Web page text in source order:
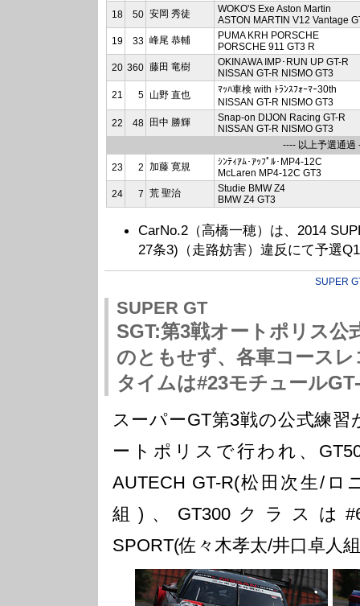
18
50 安岡 秀徒
WOKO'S Exe Aston Martin
ASTON MARTIN V12 Vantage
19
33 峰尾 恭輔
PUMA KRH PORSCHE
PORSCHE 911 GT3 R
20 360 藤田 竜樹
OKINAWA IMP･RUN UP GT-R
NISSAN GT-R NISMO GT3
21
5 山野 直也
ﾏｯﾊ車検 with ﾄﾗﾝｽﾌｫｰﾏｰ30th
NISSAN GT-R NISMO GT3
22
48 田中 勝輝
Snap-on DIJON Racing GT-R
NISSAN GT-R NISMO GT3
---- 以上予選通過
23
2 加藤 寛規
ｼﾝﾃｨｱﾑ･ｱｯﾌﾟﾙ･MP4-12C
McLaren MP4-12C GT3
24
7 荒 聖治
Studie BMW Z4
BMW Z4 GT3
CarNo.2（高橋一穂）は、2014
27条3)（走路妨害）違反にて予選
SUPER
SUPER GT
SGT:第3戦オートポリス
のともせず、各車コース
タイムは#23モチュール
スーパーGT第3戦の公式練
ートポリスで行われ、
AUTECH GT-R(松田次生/
組)、GT300クラスは
SPORT(佐々木孝太/井口卓人